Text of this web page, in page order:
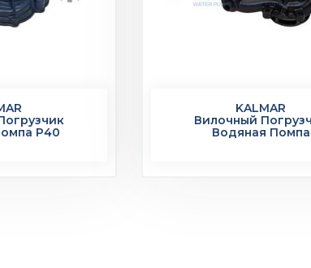
P40
KALMAR
Вилочный
Водяная Помпа